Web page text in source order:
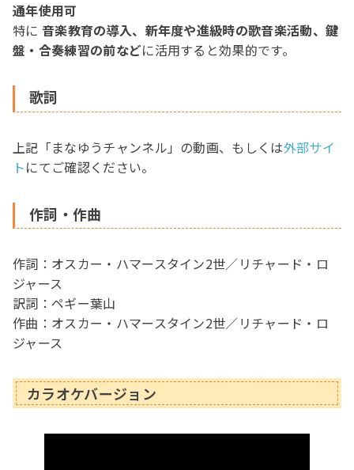
通年使用可
特に 音楽教育の導入、新年度や進級時の歌音楽活動、鍵
盤・合奏練習の前などに活用すると効果的です。
歌詞
上記「まなゆうチャンネル」の動画、もしくは外部サイ
トにてご確認ください。
作詞・作曲
作詞：オスカー・ハマースタイン2世／リチャード・ロ
ジャース
訳詞：ペギー葉山
作曲：オスカー・ハマースタイン2世／リチャード・ロ
ジャース
カラオケバージョン